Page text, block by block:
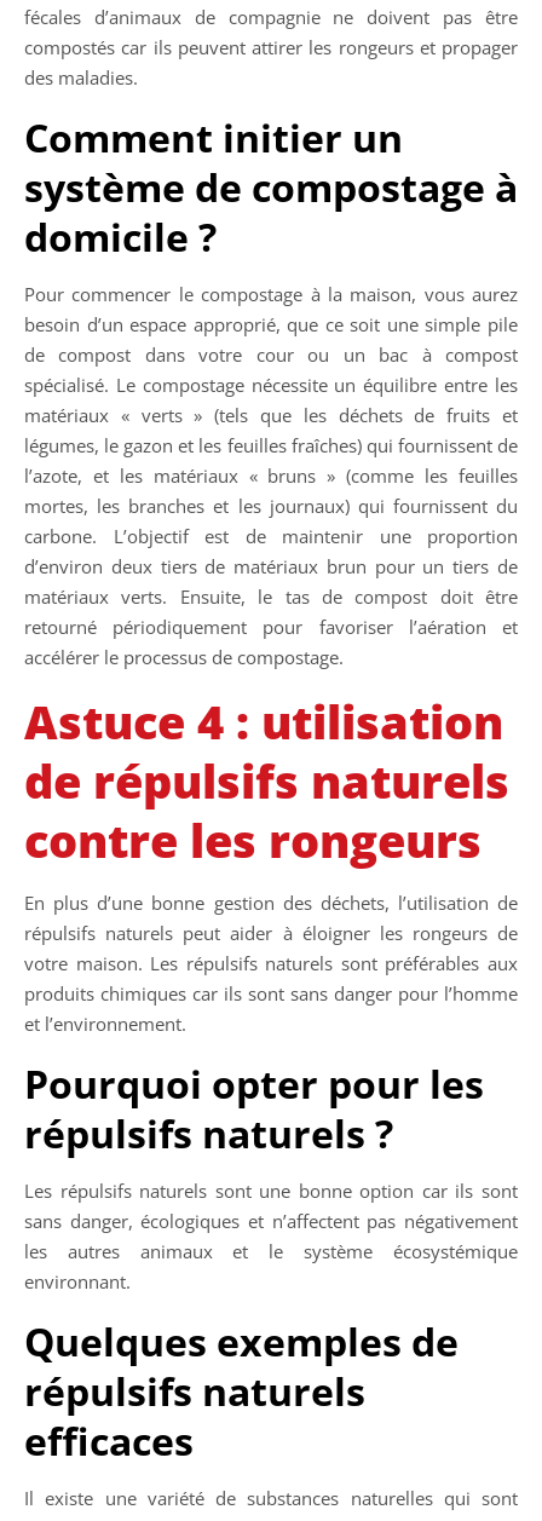
fécales d’animaux de compagnie ne doivent pas être
compostés car ils peuvent attirer les rongeurs et propager
des maladies.
Comment initier un
système de compostage à
domicile ?
Pour commencer le compostage à la maison, vous aurez
besoin d’un espace approprié, que ce soit une simple pile
de compost dans votre cour ou un bac à compost
spécialisé. Le compostage nécessite un équilibre entre les
matériaux « verts » (tels que les déchets de fruits et
légumes, le gazon et les feuilles fraîches) qui fournissent de
l’azote, et les matériaux « bruns » (comme les feuilles
mortes, les branches et les journaux) qui fournissent du
carbone. L’objectif est de maintenir une proportion
d’environ deux tiers de matériaux brun pour un tiers de
matériaux verts. Ensuite, le tas de compost doit être
retourné périodiquement pour favoriser l’aération et
accélérer le processus de compostage.
Astuce 4 : utilisation
de répulsifs naturels
contre les rongeurs
En plus d’une bonne gestion des déchets, l’utilisation de
répulsifs naturels peut aider à éloigner les rongeurs de
votre maison. Les répulsifs naturels sont préférables aux
produits chimiques car ils sont sans danger pour l’homme
et l’environnement.
Pourquoi opter pour les
répulsifs naturels ?
Les répulsifs naturels sont une bonne option car ils sont
sans danger, écologiques et n’affectent pas négativement
les autres animaux et le système écosystémique
environnant.
Quelques exemples de
répulsifs naturels
efficaces
Il existe une variété de substances naturelles qui sont